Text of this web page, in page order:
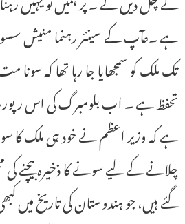
ہے ۔عآپ کے سینئر رہنما منیش
تک ملک کو سمجھایا جا رہا تھا کہ سونا
تحفظ ہے ۔ اب بلومبرگ کی اس
ہے کہ وزیر اعظم نے خود ہی ملک کا
چلانے کے لیے سونے کا ذخیرہ بیچنے
گئے ہیں، جو ہندوستان کی تاریخ میں